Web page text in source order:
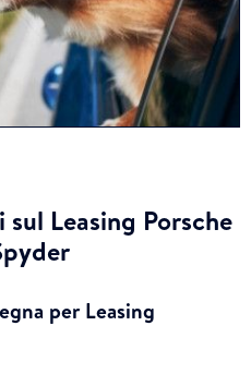
Leasing Porsche
per Leasing